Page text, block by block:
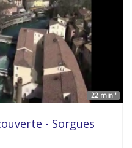
22 min '
- Sorgues